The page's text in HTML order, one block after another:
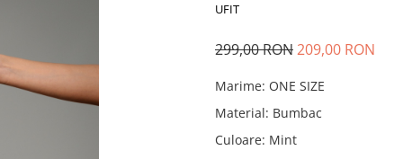
UFIT
299,00 RON209,00 RON
Marime: ONE SIZE
Material: Bumbac
Culoare: Mint